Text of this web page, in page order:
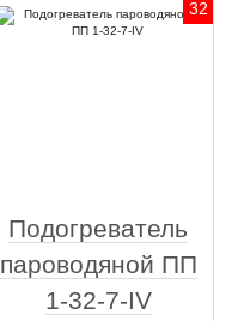
32
Подогреватель
пароводяной ПП
1-32-7-IV